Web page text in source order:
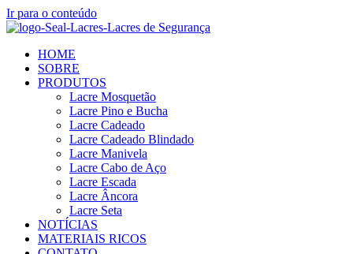
Ir para o conteúdo
HOME
SOBRE
PRODUTOS
Lacre Mosquetão
Lacre Pino e Bucha
Lacre Cadeado
Lacre Cadeado Blindado
Lacre Manivela
Lacre Cabo de Aço
Lacre Escada
Lacre Âncora
Lacre Seta
NOTÍCIAS
MATERIAIS RICOS